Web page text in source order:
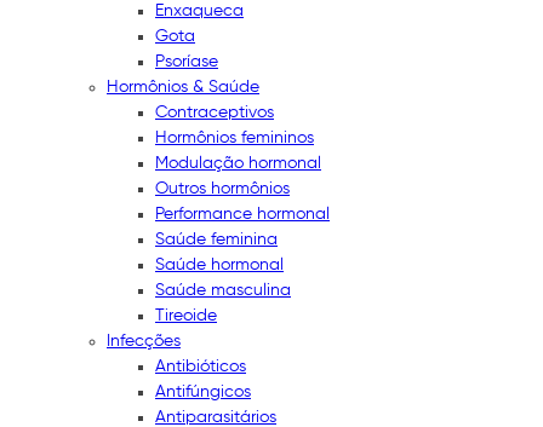
Enxaqueca
Gota
Psoríase
Hormônios & Saúde
Contraceptivos
Hormônios femininos
Modulação hormonal
Outros hormônios
Performance hormonal
Saúde feminina
Saúde hormonal
Saúde masculina
Tireoide
Infecções
Antibióticos
Antifúngicos
Antiparasitários